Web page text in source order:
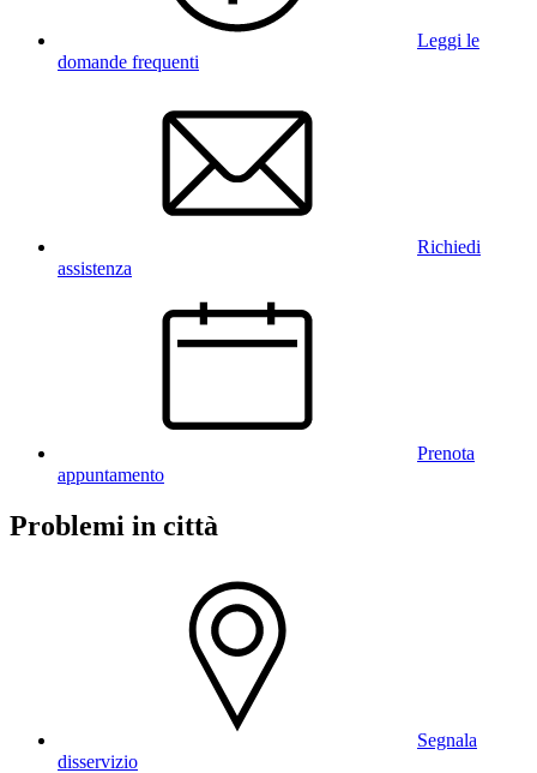
Leggi le
domande frequenti
Richiedi
assistenza
Prenota
appuntamento
Problemi in città
Segnala
disservizio